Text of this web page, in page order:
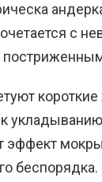
с
эффект